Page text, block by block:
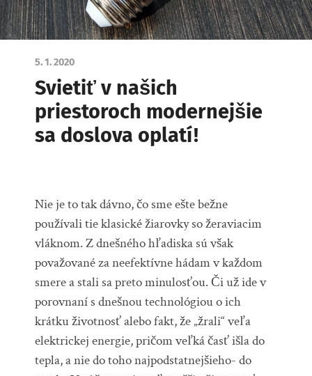
5. 1. 2020
Svietiť v našich
priestoroch modernejšie
sa doslova oplatí!
Nie je to tak dávno, čo sme ešte bežne
používali tie klasické žiarovky so žeraviacim
vláknom. Z dnešného hľadiska sú však
považované za neefektívne hádam v každom
smere a stali sa preto minulosťou. Či už ide v
porovnaní s dnešnou technológiou o ich
krátku životnosť alebo fakt, že „žrali“ veľa
elektrickej energie, pričom veľká časť išla do
tepla, a nie do toho najpodstatnejšieho- do